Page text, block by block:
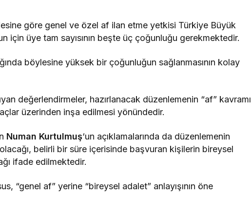
göre genel ve özel af ilan etme yetkisi Türkiye Büyük
için üye tam sayısının beşte üç çoğunluğu gerekmektedir.
böylesine yüksek bir çoğunluğun sağlanmasının kolay
değerlendirmeler, hazırlanacak düzenlemenin “af” kavramı
üzerinden inşa edilmesi yönündedir.
Numan Kurtulmuş‘un açıklamalarında da düzenlemenin
belirli bir süre içerisinde başvuran kişilerin bireysel
ifade edilmektedir.
“genel af” yerine “bireysel adalet” anlayışının öne